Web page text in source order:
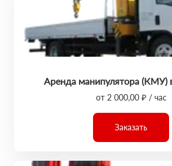
Аренда манипулятора (КМУ)
от 2 000,00 ₽ / час
Заказать